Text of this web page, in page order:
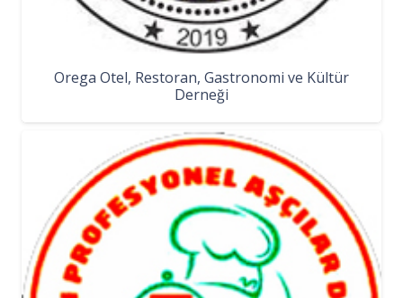
Orega Otel, Restoran, Gastronomi ve Kültür
Derneği